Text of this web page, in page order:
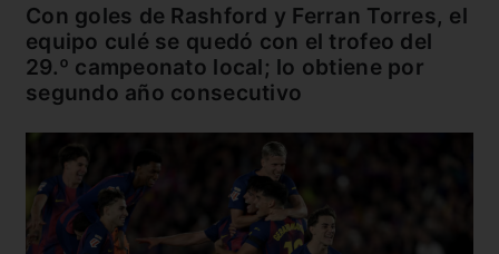
Con goles de Rashford y Ferran Torres, el
equipo culé se quedó con el trofeo del
29.º campeonato local; lo obtiene por
segundo año consecutivo